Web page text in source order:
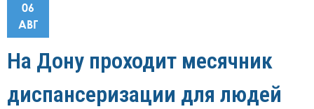
06
АВГ
На Дону проходит месячник
диспансеризации для людей